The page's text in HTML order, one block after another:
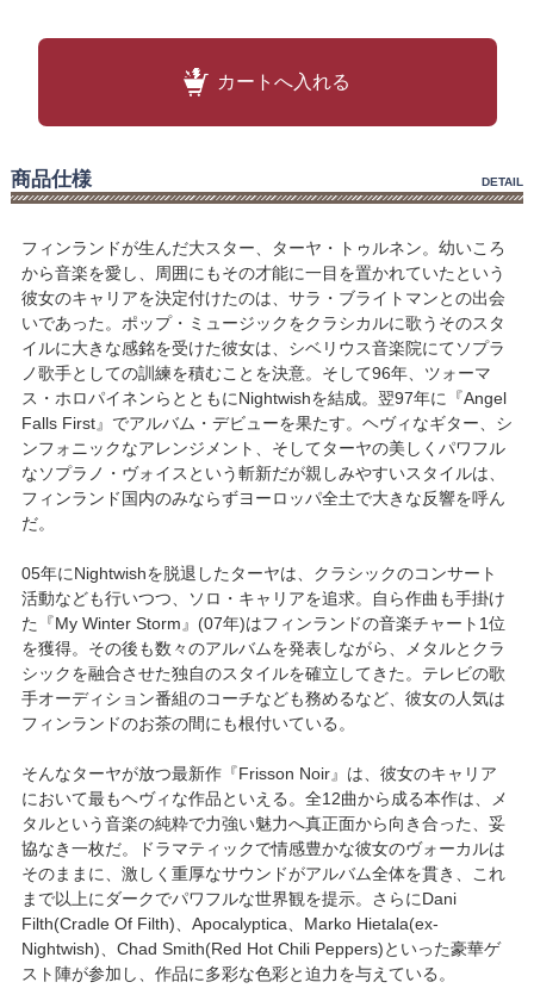
カートへ入れる
商品仕様 DETAIL
フィンランドが生んだ大スター、ターヤ・トゥルネン。幼いころ
から音楽を愛し、周囲にもその才能に一目を置かれていたという
彼女のキャリアを決定付けたのは、サラ・ブライトマンとの出会
いであった。ポップ・ミュージックをクラシカルに歌うそのスタ
イルに大きな感銘を受けた彼女は、シベリウス音楽院にてソプラ
ノ歌手としての訓練を積むことを決意。そして96年、ツォーマ
ス・ホロパイネンらとともにNightwishを結成。翌97年に『Angel
Falls First』でアルバム・デビューを果たす。ヘヴィなギター、シ
ンフォニックなアレンジメント、そしてターヤの美しくパワフル
なソプラノ・ヴォイスという斬新だが親しみやすいスタイルは、
フィンランド国内のみならずヨーロッパ全土で大きな反響を呼ん
だ。
05年にNightwishを脱退したターヤは、クラシックのコンサート
活動なども行いつつ、ソロ・キャリアを追求。自ら作曲も手掛け
た『My Winter Storm』(07年)はフィンランドの音楽チャート1位
を獲得。その後も数々のアルバムを発表しながら、メタルとクラ
シックを融合させた独自のスタイルを確立してきた。テレビの歌
手オーディション番組のコーチなども務めるなど、彼女の人気は
フィンランドのお茶の間にも根付いている。
そんなターヤが放つ最新作『Frisson Noir』は、彼女のキャリア
において最もヘヴィな作品といえる。全12曲から成る本作は、メ
タルという音楽の純粋で力強い魅力へ真正面から向き合った、妥
協なき一枚だ。ドラマティックで情感豊かな彼女のヴォーカルは
そのままに、激しく重厚なサウンドがアルバム全体を貫き、これ
まで以上にダークでパワフルな世界観を提示。さらにDani
Filth(Cradle Of Filth)、Apocalyptica、Marko Hietala(ex-
Nightwish)、Chad Smith(Red Hot Chili Peppers)といった豪華ゲ
スト陣が参加し、作品に多彩な色彩と迫力を与えている。